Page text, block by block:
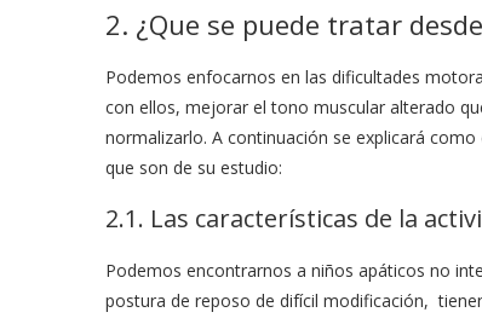
2. ¿Que se puede tratar
Podemos enfocarnos en las dificultades
con ellos, mejorar el tono muscular alterado
normalizarlo. A continuación se explicará
que son de su estudio:
2.1. Las características de la
Podemos encontrarnos a niños apáticos no
postura de reposo de difícil modificación,